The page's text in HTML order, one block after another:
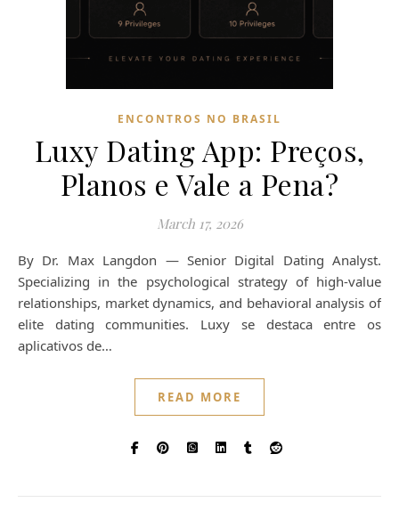
ENCONTROS NO BRASIL
Luxy Dating App: Preços,
Planos e Vale a Pena?
March 17, 2026
By Dr. Max Langdon — Senior Digital Dating Analyst.
Specializing in the psychological strategy of high-value
relationships, market dynamics, and behavioral analysis of
elite dating communities. Luxy se destaca entre os
aplicativos de…
READ MORE